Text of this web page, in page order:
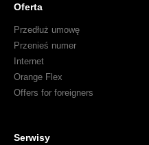
Oferta
Przedłuż umowę
Przenieś numer
Internet
Orange Flex
Offers for foreigners
Serwisy